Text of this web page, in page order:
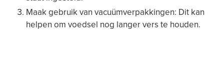
Maak gebruik van vacuümverpakkingen: Dit kan
helpen om voedsel nog langer vers te houden.